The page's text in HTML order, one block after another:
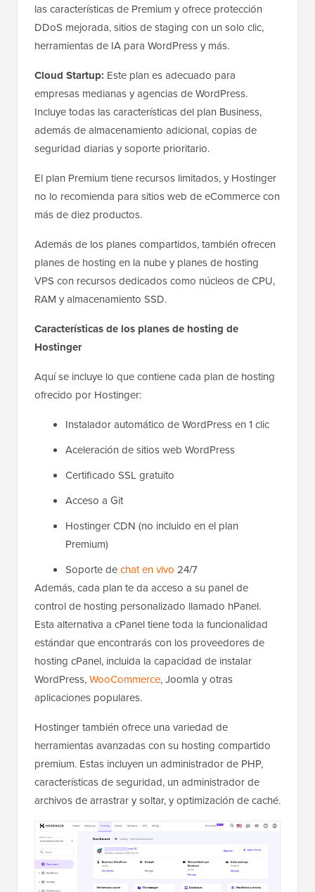
las características de Premium y ofrece protección
DDoS mejorada, sitios de staging con un solo clic,
herramientas de IA para WordPress y más.
Cloud Startup: Este plan es adecuado para
empresas medianas y agencias de WordPress.
Incluye todas las características del plan Business,
además de almacenamiento adicional, copias de
seguridad diarias y soporte prioritario.
El plan Premium tiene recursos limitados, y Hostinger
no lo recomienda para sitios web de eCommerce con
más de diez productos.
Además de los planes compartidos, también ofrecen
planes de hosting en la nube y planes de hosting
VPS con recursos dedicados como núcleos de CPU,
RAM y almacenamiento SSD.
Características de los planes de hosting de
Hostinger
Aquí se incluye lo que contiene cada plan de hosting
ofrecido por Hostinger:
Instalador automático de WordPress en 1 clic
Aceleración de sitios web WordPress
Certificado SSL gratuito
Acceso a Git
Hostinger CDN (no incluido en el plan
Premium)
Soporte dechat en vivo 24/7
Además, cada plan te da acceso a su panel de
control de hosting personalizado llamado hPanel.
Esta alternativa a cPanel tiene toda la funcionalidad
estándar que encontrarás con los proveedores de
hosting cPanel, incluida la capacidad de instalar
WordPress,WooCommerce, Joomla y otras
aplicaciones populares.
Hostinger también ofrece una variedad de
herramientas avanzadas con su hosting compartido
premium. Estas incluyen un administrador de PHP,
características de seguridad, un administrador de
archivos de arrastrar y soltar, y optimización de caché.